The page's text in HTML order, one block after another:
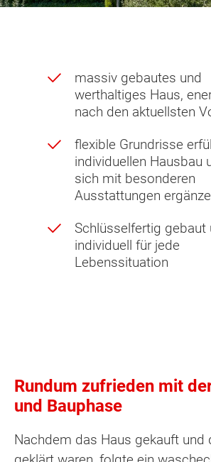
massiv gebautes und
werthaltiges Haus,
nach den aktuellsten
flexible Grundrisse
individuellen Hausbau
sich mit besonderen
Ausstattungen
Schlüsselfertig gebaut
individuell für jede
Lebenssituation
Rundum zufrieden mit
und Bauphase
Nachdem das Haus gekauft und